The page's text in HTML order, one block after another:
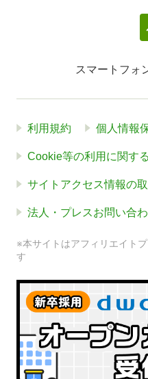
スマートフォ
利用規約 個人情報
Cookie等の利用に関す
サイトアクセス情報の
法人・プレスお問い合
※本サイトはアフィリエイト
す